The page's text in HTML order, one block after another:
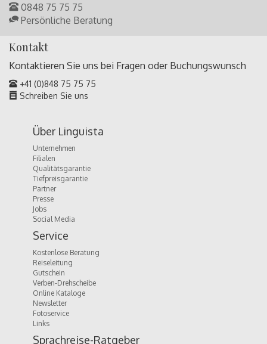
0848 75 75 75
Persönliche Beratung
Kontakt
Kontaktieren Sie uns bei Fragen oder Buchungswunsch
+41 (0)848 75 75 75
Schreiben Sie uns
Über Linguista
Unternehmen
Filialen
Qualitätsgarantie
Tiefpreisgarantie
Partner
Presse
Jobs
Social Media
Service
Kostenlose Beratung
Reiseleitung
Gutschein
Verben-Drehscheibe
Online Kataloge
Newsletter
Fotoservice
Links
Sprachreise-Ratgeber